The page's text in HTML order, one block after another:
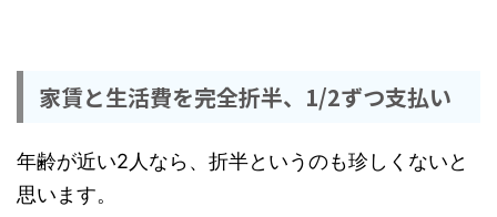
家賃と生活費を完全折半、1/2ずつ支払い
年齢が近い2人なら、折半というのも珍しくないと
思います。